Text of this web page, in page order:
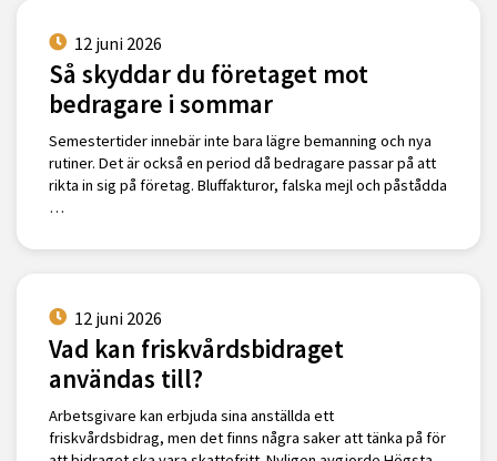
12 juni 2026
Så skyddar du företaget mot
bedragare i sommar
Semestertider innebär inte bara lägre bemanning och nya
rutiner. Det är också en period då bedragare passar på att
rikta in sig på företag. Bluffakturor, falska mejl och påstådda
…
12 juni 2026
Vad kan friskvårdsbidraget
användas till?
Arbetsgivare kan erbjuda sina anställda ett
friskvårdsbidrag, men det finns några saker att tänka på för